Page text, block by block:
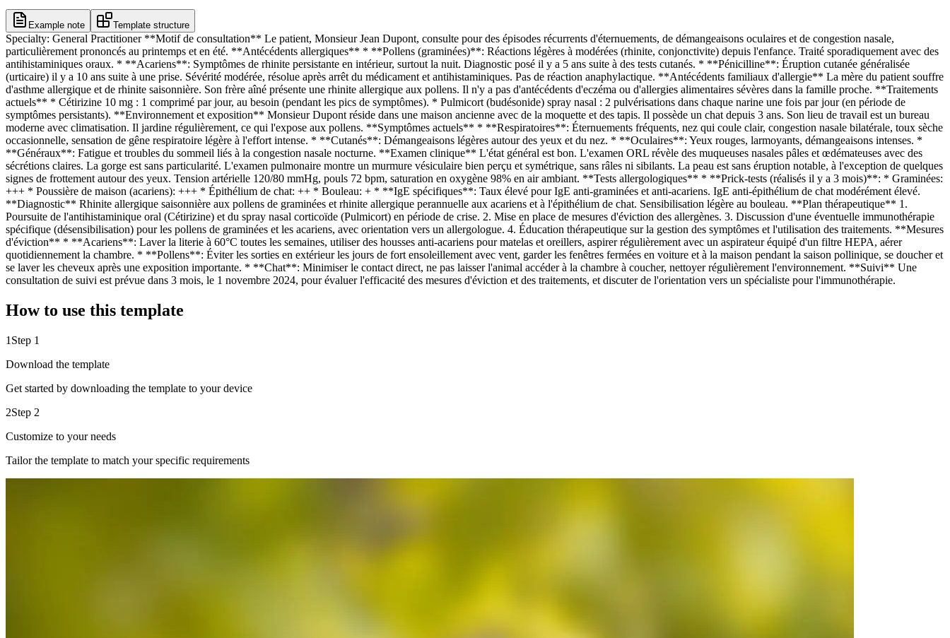
Example note Template structure
Specialty: General Practitioner **Motif de consultation** Le patient, Monsieur Jean Dupont, consulte pour des épisodes récurrents d'éternuements, de démangeaisons oculaires et de congestion nasale,
particulièrement prononcés au printemps et en été. **Antécédents allergiques** * **Pollens (graminées)**: Réactions légères à modérées (rhinite, conjonctivite) depuis l'enfance. Traité sporadiquement avec des
antihistaminiques oraux. * **Acariens**: Symptômes de rhinite persistante en intérieur, surtout la nuit. Diagnostic posé il y a 5 ans suite à des tests cutanés. * **Pénicilline**: Éruption cutanée généralisée
(urticaire) il y a 10 ans suite à une prise. Sévérité modérée, résolue après arrêt du médicament et antihistaminiques. Pas de réaction anaphylactique. **Antécédents familiaux d'allergie** La mère du patient souffre
d'asthme allergique et de rhinite saisonnière. Son frère aîné présente une rhinite allergique aux pollens. Il n'y a pas d'antécédents d'eczéma ou d'allergies alimentaires sévères dans la famille proche. **Traitements
actuels** * Cétirizine 10 mg : 1 comprimé par jour, au besoin (pendant les pics de symptômes). * Pulmicort (budésonide) spray nasal : 2 pulvérisations dans chaque narine une fois par jour (en période de
symptômes persistants). **Environnement et exposition** Monsieur Dupont réside dans une maison ancienne avec de la moquette et des tapis. Il possède un chat depuis 3 ans. Son lieu de travail est un bureau
moderne avec climatisation. Il jardine régulièrement, ce qui l'expose aux pollens. **Symptômes actuels** * **Respiratoires**: Éternuements fréquents, nez qui coule clair, congestion nasale bilatérale, toux sèche
occasionnelle, sensation de gêne respiratoire légère à l'effort intense. * **Cutanés**: Démangeaisons légères autour des yeux et du nez. * **Oculaires**: Yeux rouges, larmoyants, démangeaisons intenses. *
**Généraux**: Fatigue et troubles du sommeil liés à la congestion nasale nocturne. **Examen clinique** L'état général est bon. L'examen ORL révèle des muqueuses nasales pâles et œdémateuses avec des
sécrétions claires. La gorge est sans particularité. L'examen pulmonaire montre un murmure vésiculaire bien perçu et symétrique, sans râles ni sibilants. La peau est sans éruption notable, à l'exception de quelques
signes de frottement autour des yeux. Tension artérielle 120/80 mmHg, pouls 72 bpm, saturation en oxygène 98% en air ambiant. **Tests allergologiques** * **Prick-tests (réalisés il y a 3 mois)**: * Graminées:
+++ * Poussière de maison (acariens): +++ * Épithélium de chat: ++ * Bouleau: + * **IgE spécifiques**: Taux élevé pour IgE anti-graminées et anti-acariens. IgE anti-épithélium de chat modérément élevé.
**Diagnostic** Rhinite allergique saisonnière aux pollens de graminées et rhinite allergique perannuelle aux acariens et à l'épithélium de chat. Sensibilisation légère au bouleau. **Plan thérapeutique** 1.
Poursuite de l'antihistaminique oral (Cétirizine) et du spray nasal corticoïde (Pulmicort) en période de crise. 2. Mise en place de mesures d'éviction des allergènes. 3. Discussion d'une éventuelle immunothérapie
spécifique (désensibilisation) pour les pollens de graminées et les acariens, avec orientation vers un allergologue. 4. Éducation thérapeutique sur la gestion des symptômes et l'utilisation des traitements. **Mesures
d'éviction** * **Acariens**: Laver la literie à 60°C toutes les semaines, utiliser des housses anti-acariens pour matelas et oreillers, aspirer régulièrement avec un aspirateur équipé d'un filtre HEPA, aérer
quotidiennement la chambre. * **Pollens**: Éviter les sorties en extérieur les jours de fort ensoleillement avec vent, garder les fenêtres fermées en voiture et à la maison pendant la saison pollinique, se doucher et
se laver les cheveux après une exposition importante. * **Chat**: Minimiser le contact direct, ne pas laisser l'animal accéder à la chambre à coucher, nettoyer régulièrement l'environnement. **Suivi** Une
consultation de suivi est prévue dans 3 mois, le 1 novembre 2024, pour évaluer l'efficacité des mesures d'éviction et des traitements, et discuter de l'orientation vers un spécialiste pour l'immunothérapie.
How to use this template
1 Step 1
Download the template
Get started by downloading the template to your device
2Step 2
Customize to your needs
Tailor the template to match your specific requirements